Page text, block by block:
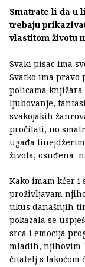
Smatrate li da u
trebaju
vlastitom životu
Svaki pisac ima
Svatko ima pravo
policama
ljubovanje,
svakojakih
pročitati, no
ugađa
života, osuđena
Kako imam kćer
proživljavam
ukus današnjih
pokazala se
srca i emocija
mladih, njihovim
čitatelj s lakoćom